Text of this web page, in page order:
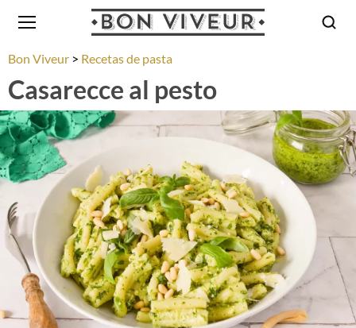
Bon Viveur Recetas de pasta
Casarecce al pesto